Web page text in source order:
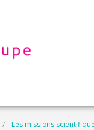
Les missions